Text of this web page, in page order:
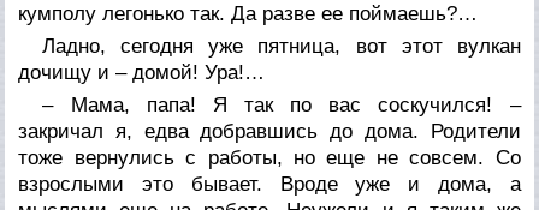
кумполу легонько так. Да разве ее поймаешь?…
Ладно, сегодня уже пятница, вот этот вулкан
дочищу и – домой! Ура!…
– Мама, папа! Я так по вас соскучился! –
закричал я, едва добравшись до дома. Родители
тоже вернулись с работы, но еще не совсем. Со
взрослыми это бывает. Вроде уже и дома, а